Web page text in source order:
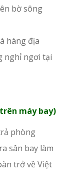
bờ sông
hàng địa
nghỉ ngơi tại
trên máy bay)
phòng
sân bay làm
trở về Việt